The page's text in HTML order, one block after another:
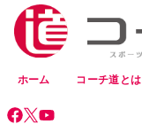
ホーム コーチ道とは